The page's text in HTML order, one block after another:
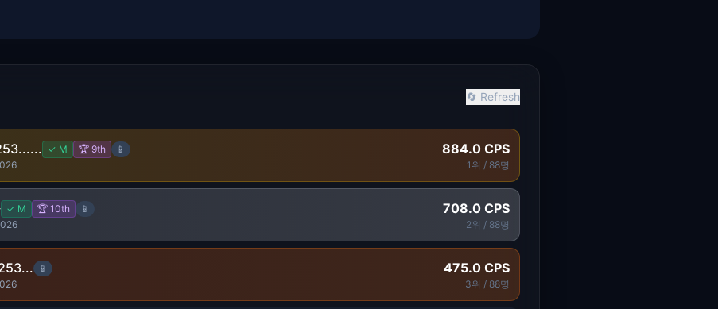
🔄 Refresh
✓ M 🏆 9th
📱
884.0 CPS
1 위 / 88명
✓ M 🏆 10th
📱
708.0 CPS
2위 / 88명
📱
475.0 CPS
3위 / 88명